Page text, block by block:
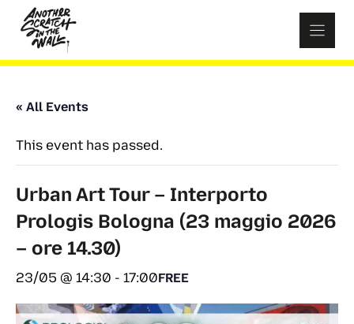
content
« All Events
This event has passed.
Urban Art Tour – Interporto
Prologis Bologna (23 maggio 2026
– ore 14.30)
23/05 @ 14:30 - 17:00FREE